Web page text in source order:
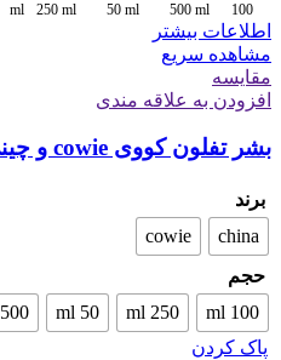
100 ml
250 ml 50 ml 500 ml
اطلاعات بیشتر
مشاهده سریع
مقایسه
افزودن به علاقه مندی
بشر تفلون کووی cowie و چینی
برند
china
cowie
حجم
100 ml
250 ml
50 ml
500 ml
پاک کردن